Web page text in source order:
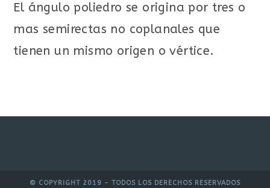
El ángulo poliedro se origina por tres o
mas semirectas no coplanales que
tienen un mismo origen o vértice.
© COPYRIGHT 2019 - TODOS LOS DERECHOS RESERVADOS